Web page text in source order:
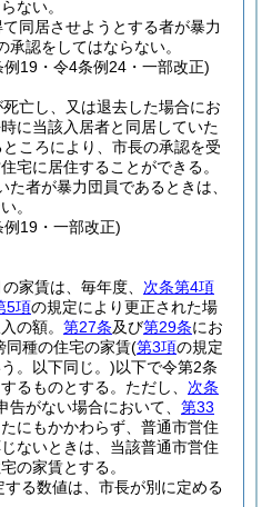
ない。
同居させようとする者が暴力
承認をしてはならない。
19・令4条例24・一部改正)
亡し、又は退去した場合にお
に当該入居者と同居していた
ころにより、市長の承認を受
宅に居住することができる。
た者が暴力団員であるときは、
。
19・一部改正)
家賃は、毎年度、 次条第4項
5項の規定により更正された場
の額。 第27条及び第29条にお
同種の住宅の家賃(第3項の規定
。以下同じ。)以下で令第2条
るものとする。 ただし、 次条
がない場合において、 第33
にもかかわらず、普通市営住
ないときは、当該普通市営住
の家賃とする。
る数値は、市長が別に定める